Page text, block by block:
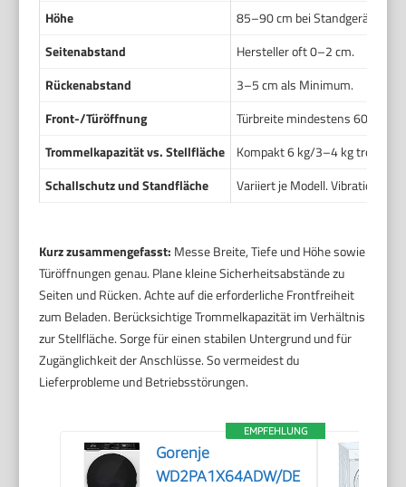
Höhe
85–90 cm bei Standgeräten.
Seitenabstand
Hersteller oft 0–2 cm.
Rückenabstand
3–5 cm als Minimum.
Front-/Türöffnung
Türbreite mindestens 60 cm.
Trommelkapazität vs. Stellfläche
Kompakt 6 kg/3–4 kg
Schallschutz und Standfläche
Variiert je Modell. Vibrationen
Kurz zusammengefasst: Messe Breite, Tiefe und Höhe sowie
Türöffnungen genau. Plane kleine Sicherheitsabstände zu
Seiten und Rücken. Achte auf die erforderliche Frontfreiheit
zum Beladen. Berücksichtige Trommelkapazität im Verhältnis
zur Stellfläche. Sorge für einen stabilen Untergrund und für
Zugänglichkeit der Anschlüsse. So vermeidest du
Lieferprobleme und Betriebsstörungen.
EMPFEHLUNG
Gorenje
WD2PA1X64ADW/DE